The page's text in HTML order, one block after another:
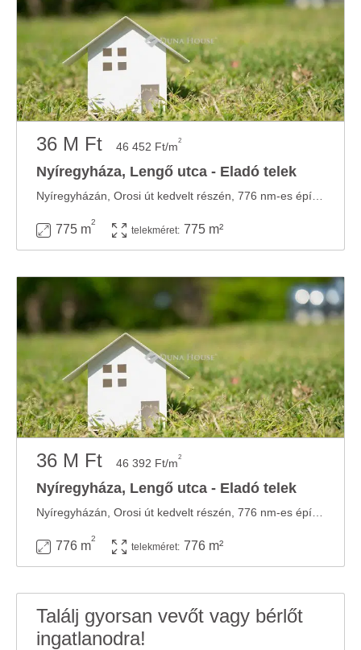
36 M Ft 46 452 Ft/m2
Nyíregyháza, Lengő utca - Eladó telek
775 m
2
telekméret: 775 m²
36 M Ft 46 392 Ft/m2
Nyíregyháza, Lengő utca - Eladó telek
776 m
2
telekméret: 776 m²
Találj gyorsan vevőt vagy bérlőt
ingatlanodra!